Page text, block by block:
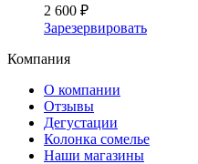
2 600 ₽
Зарезервировать
Компания
О компании
Отзывы
Дегустации
Колонка сомелье
Наши магазины